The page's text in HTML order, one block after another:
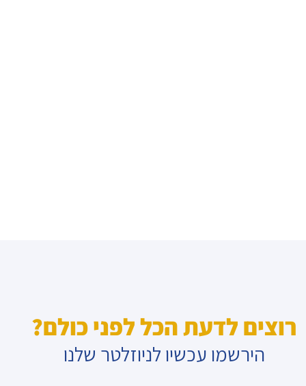
רוצים לדעת הכל לפני כולם?
הירשמו עכשיו לניוזלטר שלנו